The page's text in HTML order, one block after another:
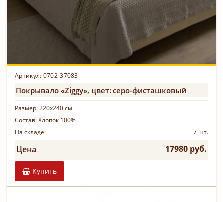
Артикул: 0702-37083
Покрывало «Ziggy», цвет: серо-фисташковый
Размер:220х240 см
Состав:Хлопок 100%
На складе:
7 шт.
Цена 17980 руб.
Купить